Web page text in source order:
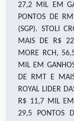
27,2 MIL EM
PONTOS DE
(SGP). STOLI
MAIS DE R$
MORE RCH,
MIL EM
DE RMT E
ROYAL LIDER
R$ 11,7 MIL EM
29,5 PONTOS